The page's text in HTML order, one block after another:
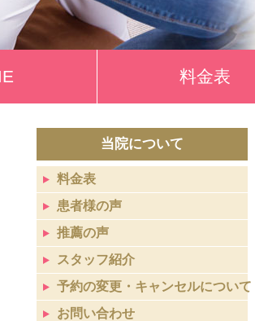
料金表
当院について
料金表
患者様の声
推薦の声
スタッフ紹介
予約の変更・キャンセルについて
お問い合わせ